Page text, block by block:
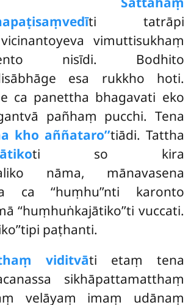
ti tatrāpi
vimuttisukhaṃ
nisīdi. Bodhito
esa rukkho hoti.
ca panettha bhagavati eko
pañhaṃ pucchi. Tena
kho aññataro’’tiādi. Tattha
ti so kira
nāma, mānavasena
ca ‘‘huṃhu’’nti karonto
‘‘huṃhuṅkajātiko’’ti vuccati.
paṭhanti.
viditvāti etaṃ tena
sikhāpattamatthaṃ
velāyaṃ imaṃ udānaṃ